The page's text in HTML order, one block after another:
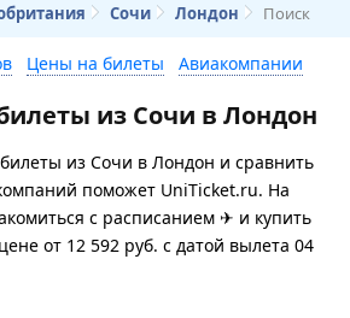
Сочи Лондон Поиск
Цены на билеты Авиакомпании
из Сочи в Лондон
из Сочи в Лондон и сравнить
поможет UniTicket.ru. На
с расписанием ✈ и купить
от 12 592 руб. с датой вылета 04